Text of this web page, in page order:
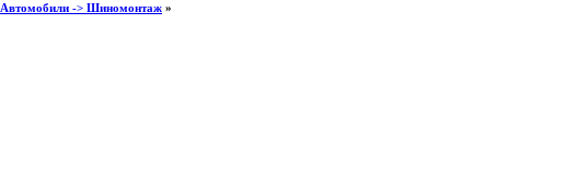
Автомобили -> Шиномонтаж »